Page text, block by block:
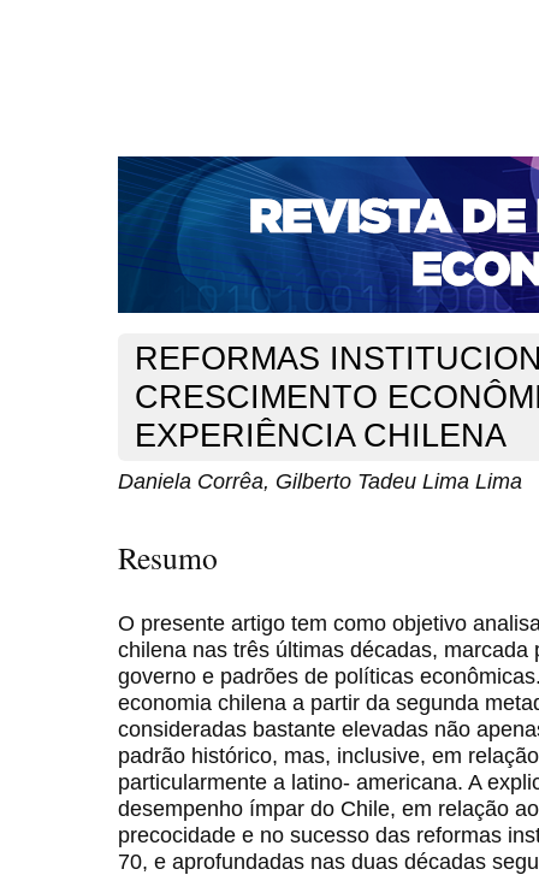
CAPA SOBRE ACESSO CADASTRO
NOTÍCIAS
PORTAL DE REVISTAS DA UNIFACS
BASES DE DADOS E INDEXADORES
Capa v. 10, n. 17 (2008) Corrêa
REFORMAS
CRESCIMENTO
EXPERIÊNCIA CHILENA
Daniela Corrêa, Gilberto Tadeu Lima Lima
Resumo
O presente artigo tem como objetivo
chilena nas três últimas décadas, marcada
governo e padrões de políticas
economia chilena a partir da segunda
consideradas bastante elevadas não
padrão histórico, mas, inclusive, em
particularmente a latino- americana. A
desempenho ímpar do Chile, em relação
precocidade e no sucesso das reformas
70, e aprofundadas nas duas décadas